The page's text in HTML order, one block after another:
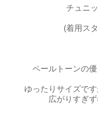
チュニ
(着用ス
ペールトーンの
ゆったりサイズで
広がりすぎ